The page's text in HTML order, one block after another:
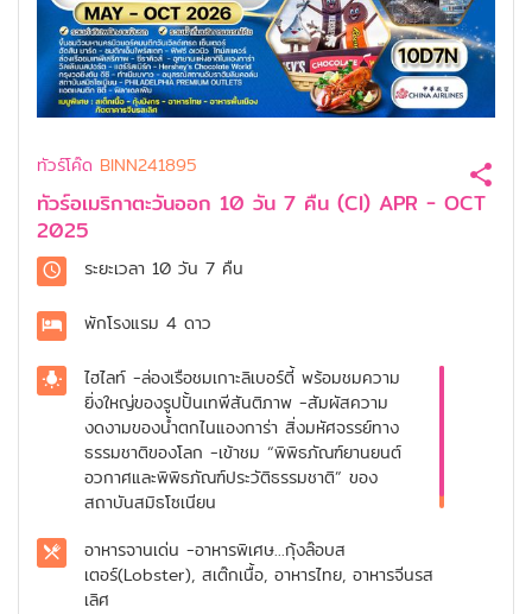
ทัวร์โค๊ด BINN241895
ทัวร์อเมริกาตะวันออก 10 วัน 7 คืน (CI) APR - OCT
2025
ระยะเวลา 10 วัน 7 คืน
พักโรงแรม 4 ดาว
ไฮไลท์ -ล่องเรือชมเกาะลิเบอร์ตี้ พร้อมชมความ
ยิ่งใหญ่ของรูปปั้นเทพีสันติภาพ -สัมผัสความ
งดงามของน้ำตกไนแองการ่า สิ่งมหัศจรรย์ทาง
ธรรมชาติของโลก -เข้าชม “พิพิธภัณฑ์ยานยนต์
อวกาศและพิพิธภัณฑ์ประวัติธรรมชาติ” ของ
สถาบันสมิธโซเนียน
อาหารจานเด่น -อาหารพิเศษ...กุ้งล๊อบส
เตอร์(Lobster), สเต๊กเนื้อ, อาหารไทย, อาหารจีนรส
เลิศ